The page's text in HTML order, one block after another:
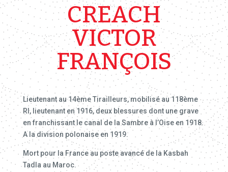
CREACH
VICTOR
FRANÇOIS
Lieutenant au 14ème Tirailleurs, mobilisé au 118ème
RI, lieutenant en 1916, deux blessures dont une grave
en franchissant le canal de la Sambre à l’Oise en 1918.
A la division polonaise en 1919.
Mort pour la France au poste avancé de la Kasbah
Tadla au Maroc.